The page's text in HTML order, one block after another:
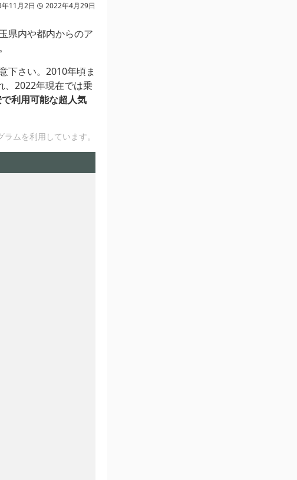
11月2日 2022年4月29日
県内や都内からのア
下さい。2010年頃ま
、2022年現在では乗
利用可能な超人気
ムを利用しています。